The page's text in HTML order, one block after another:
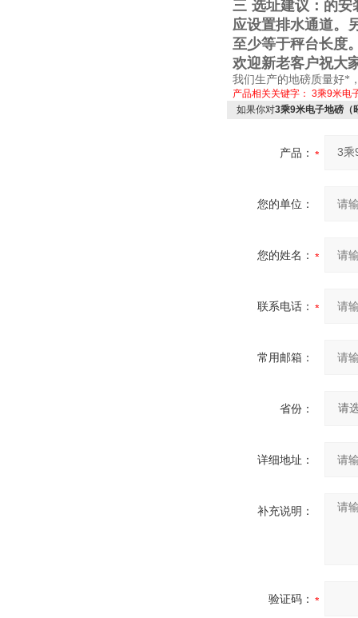
三 选址建议：的安
应设置排水通道。
至少等于秤台长度
欢迎新老客户祝大
我们生产的地磅质量好*
产品相关关键字： 3乘9米电
如果你对3乘9米电子地磅（
产品：
您的单位：
您的姓名：
联系电话：
常用邮箱：
省份：
详细地址：
补充说明：
验证码：